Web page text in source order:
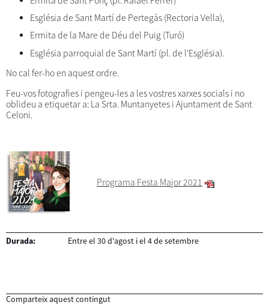
Església de Sant Martí de Pertegàs (Rectoria Vella),
Ermita de la Mare de Déu del Puig (Turó)
Església parroquial de Sant Martí (pl. de l'Església).
No cal fer-ho en aquest ordre.
Feu-vos fotografies i pengeu-les a les vostres xarxes socials i no
oblideu a etiquetar a: La Srta. Muntanyetes i Ajuntament de Sant
Celoni.
Programa Festa Major 2021
Durada: Entre el 30 d'agost i el 4 de setembre
Comparteix aquest contingut